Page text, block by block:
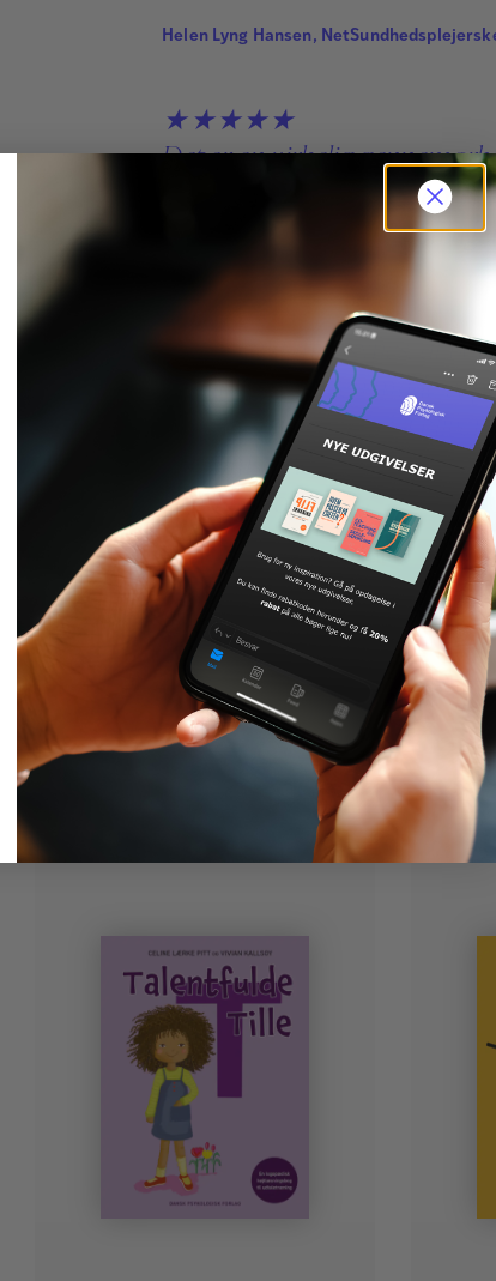
Helen Lyng Hansen,
★★★★★
Det er en virkelig
fineste vis forener
velfortalte historier.
legende [...]
Min egen datter synes, at
hun føler på ingen måde et
lydene korrekt. I stedet
del af historien, hvor der er
eget tempo.
Jannie Hessellund Pedersen
MÅLGRUPPE
Målgruppen er Logopæder,
Børnegruppen er 3-8-årsalderen.